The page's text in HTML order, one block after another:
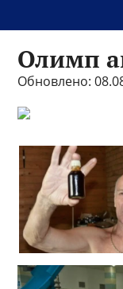
Олимп
Обновлено: